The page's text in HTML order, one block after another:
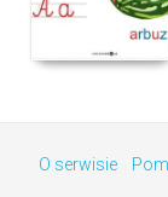
O serwisie